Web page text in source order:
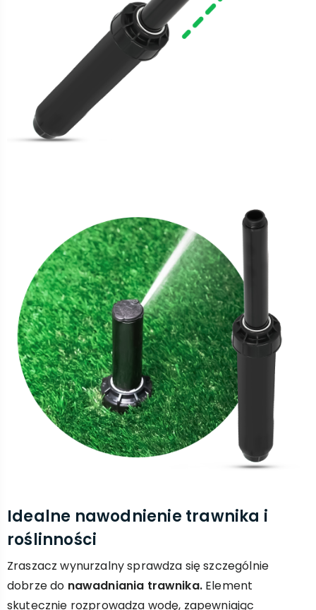
Idealne nawodnienie trawnika i
roślinności
Zraszacz wynurzalny sprawdza się szczególnie
dobrze do nawadniania trawnika.Element
skutecznie rozprowadza wodę, zapewniając